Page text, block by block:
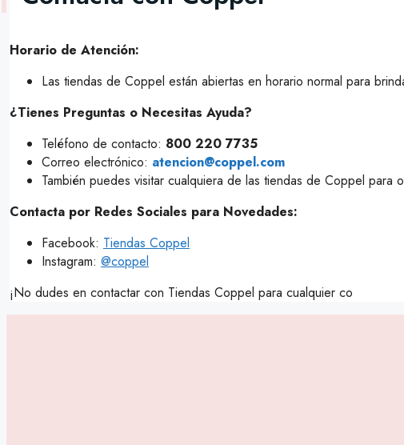
Horario de Atención:
Las tiendas de Coppel están abiertas en horario normal para
¿Tienes Preguntas o Necesitas Ayuda?
Teléfono de contacto: 800 220 7735
Correo electrónico: atencion@coppel.com
También puedes visitar cualquiera de las tiendas de Coppel para
Contacta por Redes Sociales para Novedades:
Facebook: Tiendas Coppel
Instagram: @coppel
¡No dudes en contactar con Tiendas Coppel para cualquier co